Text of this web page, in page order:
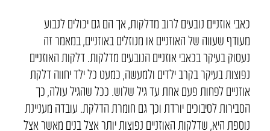
כאבי אוזניים נובעים לרוב מדלקות, אך הם גם יכולים לנבוע
מעודף שעווה של האוזניים או מנוזלים באוזניים, במאמר זה
נעסוק בעיקר בכאבי אוזניים הנובעים מדלקות. דלקות האוזניים
נפוצות בעיקר בקרב ילדים ולמעשה, כמעט כל ילד יחווה דלקת
אוזניים לפחות פעם אחת עד גיל שלוש. ככל שהגיל עולה, כך
הסבירות לסיבוכים יורדת וכך גם חומרת הדלקת. עובדה מעניינת
נוספת היא, שדלקות האוזניים נפוצות יותר אצל בנים מאשר אצל